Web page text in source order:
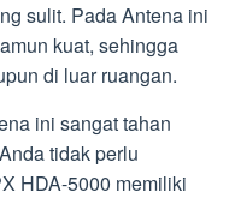
sulit. Pada Antena ini
kuat, sehingga
di luar ruangan.
ini sangat tahan
tidak perlu
HDA-5000 memiliki